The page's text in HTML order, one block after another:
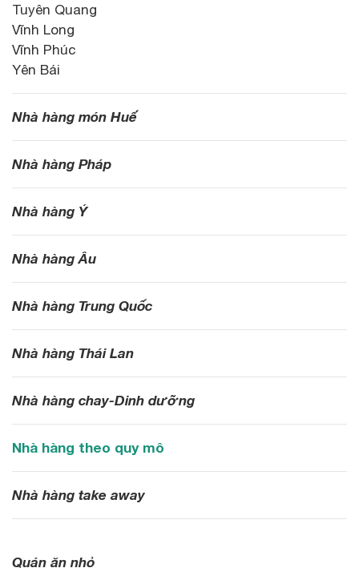
Tuyên Quang
Vĩnh Long
Vĩnh Phúc
Yên Bái
Nhà hàng món Huế
Nhà hàng Pháp
Nhà hàng Ý
Nhà hàng Âu
Nhà hàng Trung Quốc
Nhà hàng Thái Lan
Nhà hàng chay-Dinh dưỡng
Nhà hàng theo quy mô
Nhà hàng take away
Quán ăn nhỏ